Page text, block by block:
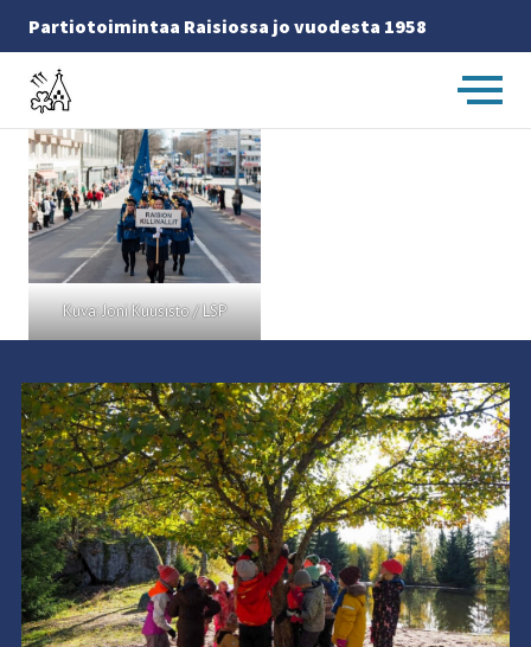
Partiotoimintaa Raisiossa jo vuodesta 1958
Etusivulle -
Kuva: Joni Kuusisto / LSP